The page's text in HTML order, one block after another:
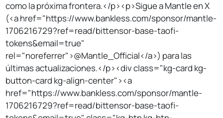
como la próxima frontera.</p><p>Sigue a Mantle en X
(<a href="https://www.bankless.com/sponsor/mantle-
1706216729?ref=read/bittensor-base-taofi-
tokens&email=true"
rel="noreferrer">@Mantle_Official</a>) para las
últimas actualizaciones.</p><div class="kg-card kg-
button-card kg-align-center"><a
href="https://www.bankless.com/sponsor/mantle-
1706216729?ref=read/bittensor-base-taofi-